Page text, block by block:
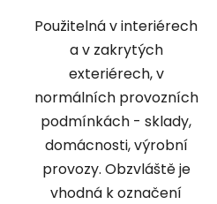
Použitelná v interiérech
a v zakrytých
exteriérech, v
normálních provozních
podmínkách - sklady,
domácnosti, výrobní
provozy. Obzvláště je
vhodná k označení